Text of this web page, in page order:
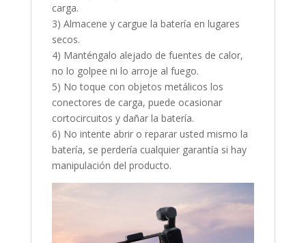
carga.
3) Almacene y cargue la batería en lugares
secos.
4) Manténgalo alejado de fuentes de calor,
no lo golpee ni lo arroje al fuego.
5) No toque con objetos metálicos los
conectores de carga, puede ocasionar
cortocircuitos y dañar la batería.
6) No intente abrir o reparar usted mismo la
batería, se perdería cualquier garantía si hay
manipulación del producto.